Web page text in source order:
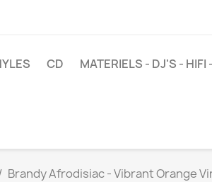
CD MATERIELS - DJ'S - HIFI
Brandy Afrodisiac - Vibrant Orange